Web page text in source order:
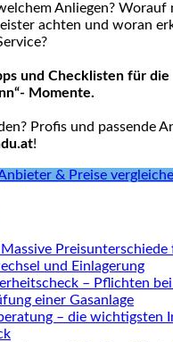
Anliegen? Worauf
achten und woran
und Checklisten für die
Momente.
Profis und passende
!
& Preise
Preisunterschiede
und Einlagerung
– Pflichten
einer Gasanlage
– die wichtigsten